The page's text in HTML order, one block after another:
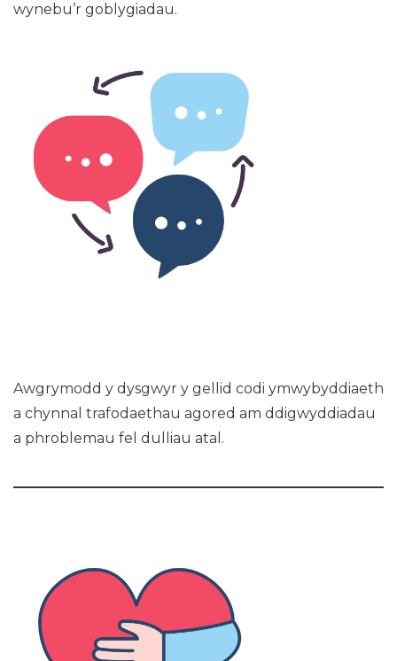
wynebu’r goblygiadau.
Awgrymodd y dysgwyr y gellid codi ymwybyddiaeth
a chynnal trafodaethau agored am ddigwyddiadau
a phroblemau fel dulliau atal.